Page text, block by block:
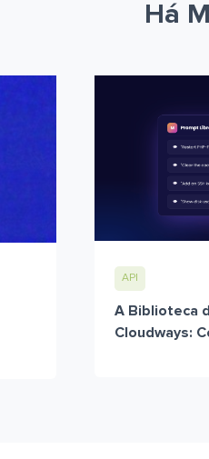
Há
API
A Biblioteca
Cloudways: